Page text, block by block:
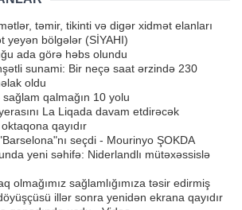
təmir, tikinti və digər xidmət elanları
yeyən bölgələr (SİYAHI)
ada görə həbs olundu
sunami: Bir neçə saat ərzində 230
oldu
qalmağın 10 yolu
La Liqada davam etdirəcək
qayıdır
seçdi - Mourinyo ŞOKDA
yeni səhifə: Niderlandlı mütəxəssislə
olmağımız sağlamlığımıza təsir edirmiş
illər sonra yenidən ekrana qayıdır